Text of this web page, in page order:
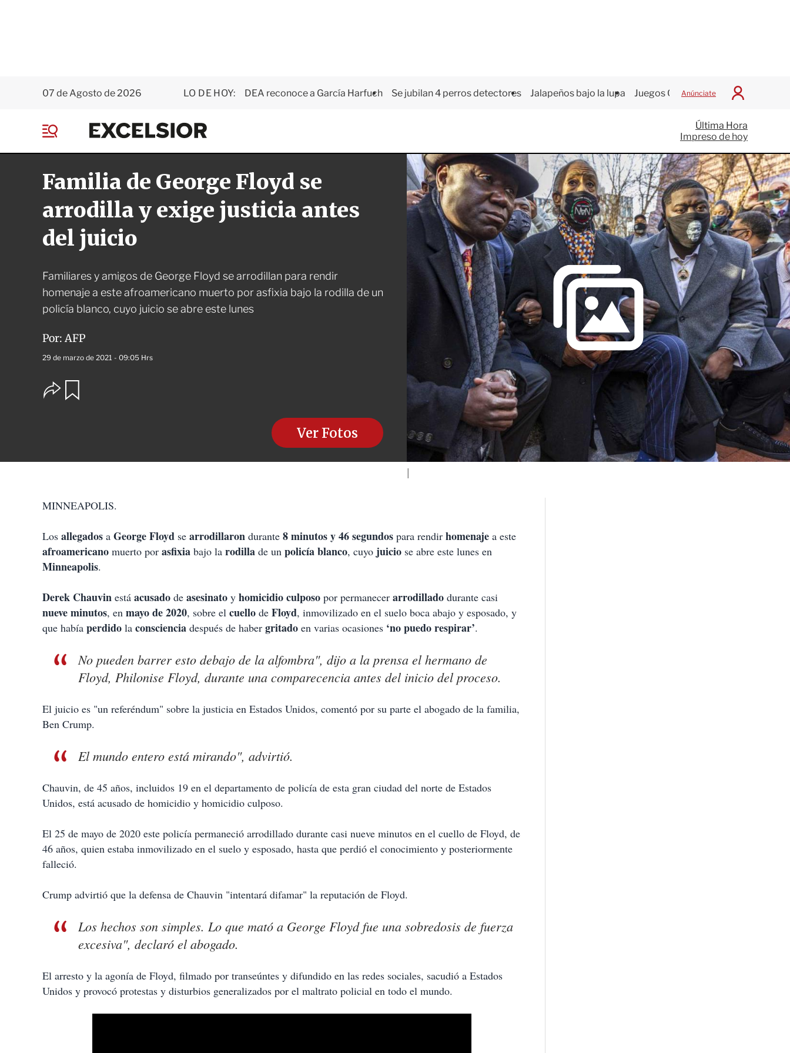
07 de Agosto de 2026 LO DE HOY: DEA reconoce a García Harfuch Se jubilan 4 perros detectores Jalapeños bajo la lupa Juegos Centroamericanos
Anúnciate
I
c
i
a
r
S
e
s
i
ó
n
E
x
e
s
i
r
e
Última Hora
Impreso de hoy
Familia de George Floyd se
arrodilla y exige justicia antes
del juicio
Familiares y amigos de George Floyd se arrodillan para rendir
homenaje a este afroamericano muerto por asfixia bajo la rodilla de un
policía blanco, cuyo juicio se abre este lunes
Por:AFP
29 de marzo de 2021 - 09:05 Hrs
O
p
s
o
p
a
r
t
Ver Fotos
MINNEAPOLIS.
Los allegados a George Floyd se arrodillaron durante 8 minutos y 46 segundos para rendir homenaje a este
afroamericano muerto por asfixia bajo la rodilla de un policía blanco, cuyo juicio se abre este lunes en
Minneapolis.
Derek Chauvin está acusado de asesinato y homicidio culposo por permanecer arrodillado durante casi
nueve minutos, en mayo de 2020, sobre el cuello de Floyd, inmovilizado en el suelo boca abajo y esposado, y
que había perdido la consciencia después de haber gritado en varias ocasiones ‘no puedo respirar’.
No pueden barrer esto debajo de la alfombra", dijo a la prensa el hermano de
Floyd, Philonise Floyd, durante una comparecencia antes del inicio del proceso.
El juicio es "un referéndum" sobre la justicia en Estados Unidos, comentó por su parte el abogado de la familia,
Ben Crump.
El mundo entero está mirando", advirtió.
Chauvin, de 45 años, incluidos 19 en el departamento de policía de esta gran ciudad del norte de Estados
Unidos, está acusado de homicidio y homicidio culposo.
El 25 de mayo de 2020 este policía permaneció arrodillado durante casi nueve minutos en el cuello de Floyd, de
46 años, quien estaba inmovilizado en el suelo y esposado, hasta que perdió el conocimiento y posteriormente
falleció.
Crump advirtió que la defensa de Chauvin "intentará difamar" la reputación de Floyd.
Los hechos son simples. Lo que mató a George Floyd fue una sobredosis de fuerza
excesiva", declaró el abogado.
El arresto y la agonía de Floyd, filmado por transeúntes y difundido en las redes sociales, sacudió a Estados
Unidos y provocó protestas y disturbios generalizados por el maltrato policial en todo el mundo.